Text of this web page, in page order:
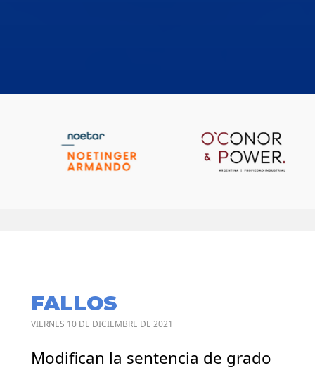
FALLOS
VIERNES 10 DE DICIEMBRE DE 2021
Modifican la sentencia de grado